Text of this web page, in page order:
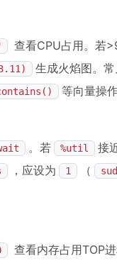
查看CPU占用。若
生成火焰图。
等向量操
。若 %util
接
，应设为 1 （
查看内存占用TOP